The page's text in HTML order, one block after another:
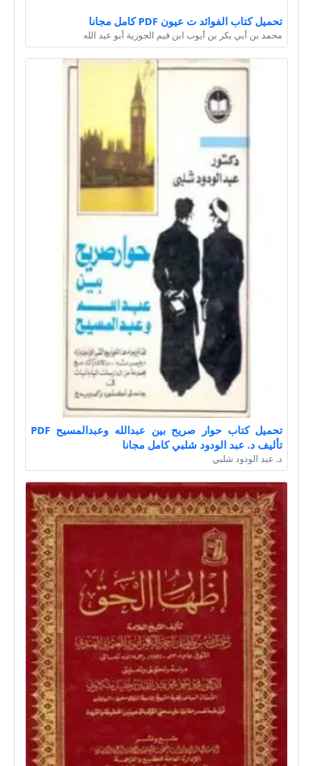
تحميل كتاب الفوائد ت عيون PDF كامل مجانا
محمد بن أبي بكر بن أيوب ابن قيم الجوزية أبو عبد الله
تحميل كتاب حوار صريح بين عبدالله وعبدالمسيح PDF
تأليف د. عبد الودود شلبي كامل مجانا
د. عبد الودود شلبي